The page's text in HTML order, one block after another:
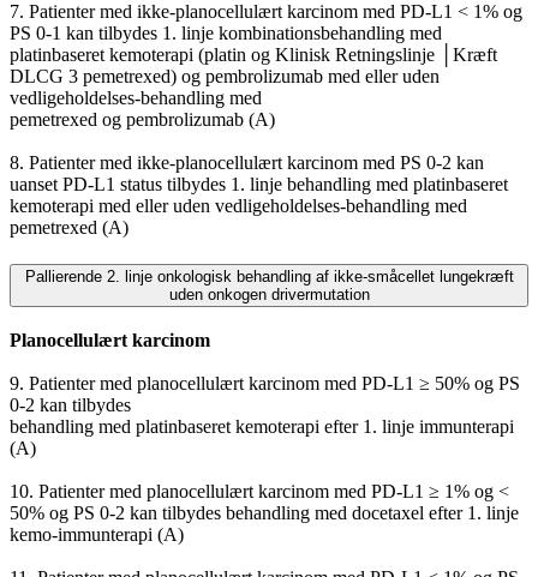
7. Patienter med ikke-planocellulært karcinom med PD-L1 < 1% og
PS 0-1 kan tilbydes 1. linje kombinationsbehandling med
platinbaseret kemoterapi (platin og Klinisk Retningslinje │Kræft
DLCG 3 pemetrexed) og pembrolizumab med eller uden
vedligeholdelses-behandling med
pemetrexed og pembrolizumab (A)
8. Patienter med ikke-planocellulært karcinom med PS 0-2 kan
uanset PD-L1 status tilbydes 1. linje behandling med platinbaseret
kemoterapi med eller uden vedligeholdelses-behandling med
pemetrexed (A)
Pallierende 2. linje onkologisk behandling af ikke-småcellet lungekræft
uden onkogen drivermutation
Planocellulært karcinom
9. Patienter med planocellulært karcinom med PD-L1 ≥ 50% og PS
0-2 kan tilbydes
behandling med platinbaseret kemoterapi efter 1. linje immunterapi
(A)
10. Patienter med planocellulært karcinom med PD-L1 ≥ 1% og <
50% og PS 0-2 kan tilbydes behandling med docetaxel efter 1. linje
kemo-immunterapi (A)